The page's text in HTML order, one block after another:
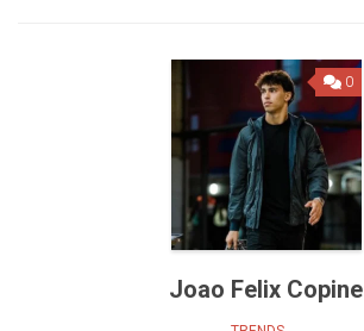
0
Joao Felix Copine